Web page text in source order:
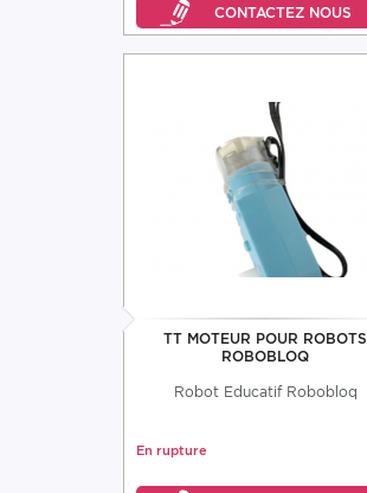
TT MOTEUR POUR ROBOTS
ROBOBLOQ
Robot Educatif Robobloq
En rupture